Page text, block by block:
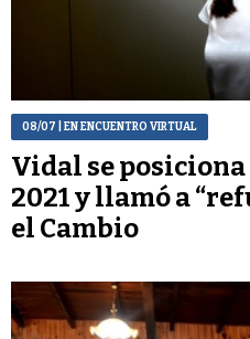
08/07 | EN ENCUENTRO VIRTUAL
Vidal se
2021 y llamó a
el Cambio